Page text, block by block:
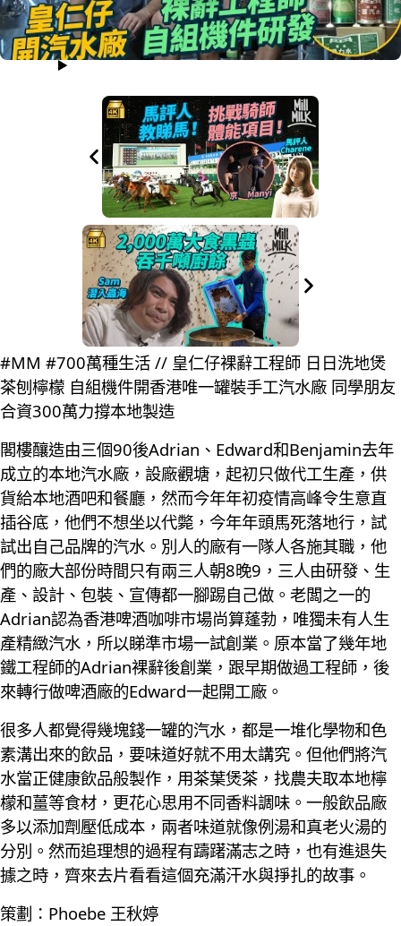
#MM #700萬種生活 // 皇仁仔裸辭工程師 日日洗地煲
茶刨檸檬 自組機件開香港唯一罐裝手工汽水廠 同學朋友
合資300萬力撐本地製造
閣樓釀造由三個90後Adrian、Edward和Benjamin去年
成立的本地汽水廠，設廠觀塘，起初只做代工生產，供
貨給本地酒吧和餐廳，然而今年年初疫情高峰令生意直
插谷底，他們不想坐以代斃，今年年頭馬死落地行，試
試出自己品牌的汽水。別人的廠有一隊人各施其職，他
們的廠大部份時間只有兩三人朝8晚9，三人由研發、生
產、設計、包裝、宣傳都一腳踢自己做。老闆之一的
Adrian認為香港啤酒咖啡市場尚算蓬勃，唯獨未有人生
產精緻汽水，所以睇準市場一試創業。原本當了幾年地
鐵工程師的Adrian裸辭後創業，跟早期做過工程師，後
來轉行做啤酒廠的Edward一起開工廠。
很多人都覺得幾塊錢一罐的汽水，都是一堆化學物和色
素溝出來的飲品，要味道好就不用太講究。但他們將汽
水當正健康飲品般製作，用茶葉煲茶，找農夫取本地檸
檬和薑等食材，更花心思用不同香料調味。一般飲品廠
多以添加劑壓低成本，兩者味道就像例湯和真老火湯的
分別。然而追理想的過程有躊躇滿志之時，也有進退失
據之時，齊來去片看看這個充滿汗水與掙扎的故事。
策劃：Phoebe 王秋婷